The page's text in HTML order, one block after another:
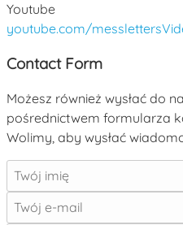
Youtube
youtube.com/
Contact Form
Możesz również wysłać do
pośrednictwem formularza
Wolimy, aby wysłać